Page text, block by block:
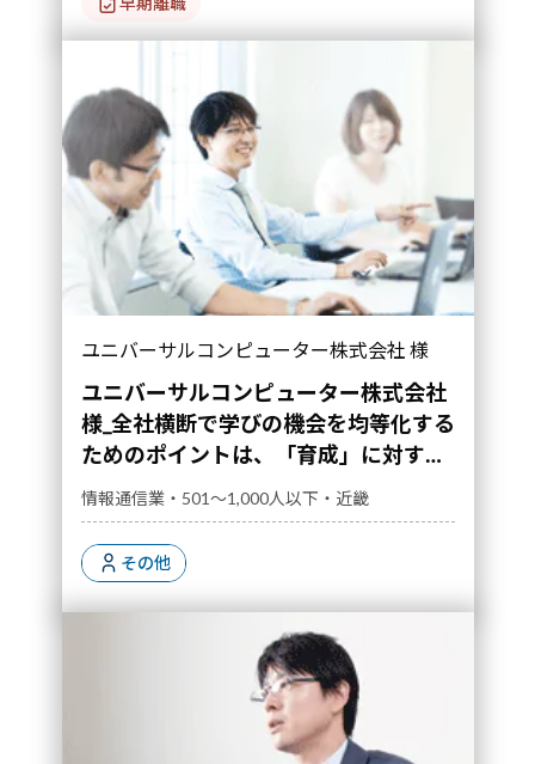
ユニバーサルコンピューター株式会社 様
ユニバーサルコンピューター株式会社
様_全社横断で学びの機会を均等化する
ためのポイントは、「育成」に対する
管理職のコミットメント強化にあった
情報通信業・501～1,000人以下・近畿
その他